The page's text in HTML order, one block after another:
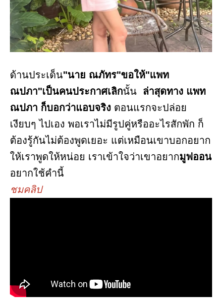
ด้านประเด็น"นาย ณภัทร"ขอให้"แพท
ณปภา"เป็นคนประกาศเลิกนั้น ล่าสุดทาง แพท
ณปภา ก็บอกว่าแอบจริง ตอนแรกจะปล่อย
เงียบๆ ไปเอง พอเราไม่มีรูปคู่หรืออะไรสักพัก ก็
ต้องรู้กันไม่ต้องพูดเยอะ แต่เหมือนเขาบอกอยาก
ให้เราพูดให้หน่อย เราเข้าใจว่าเขาอยากมูฟออน
อยากใช้คำนี้
ชมคลิป